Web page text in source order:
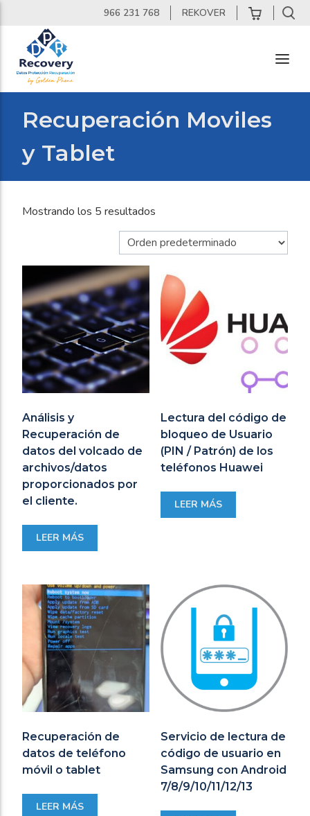
content
966 231 768 REKOVER
DPR
Recovery
Laboratorio
de
Recuperacion
de
Recuperación Moviles
y Tablet
Mostrando los 5 resultados
Análisis y
Recuperación de
datos del volcado de
archivos/datos
proporcionados por
el cliente.
LEER MÁS
Lectura del código de
bloqueo de Usuario
(PIN / Patrón) de los
teléfonos Huawei
LEER MÁS
Recuperación de
datos de teléfono
móvil o tablet
LEER MÁS
Servicio de lectura de
código de usuario en
Samsung con Android
7/8/9/10/11/12/13